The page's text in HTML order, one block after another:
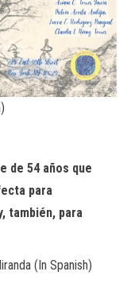
de 54 años que
para
también, para
(In Spanish)